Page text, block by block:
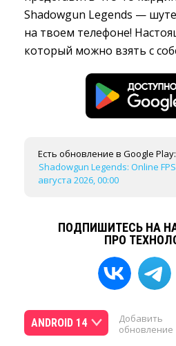
Shadowgun Legends —
на твоем телефоне!
который можно взять с
Есть обновление в Google Play:
Shadowgun Legends: Online
августа 2026, 00:00
ПОДПИШИТЕСЬ НА
ПРО
ANDROID 14
Добавить
обновление